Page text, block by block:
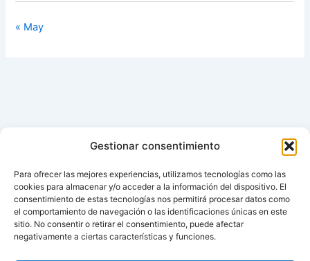
Gestionar consentimiento
Para ofrecer las mejores experiencias, utilizamos tecnologías como las
cookies para almacenar y/o acceder a la información del dispositivo. El
consentimiento de estas tecnologías nos permitirá procesar datos como
el comportamiento de navegación o las identificaciones únicas en este
sitio. No consentir o retirar el consentimiento, puede afectar
negativamente a ciertas características y funciones.
« May